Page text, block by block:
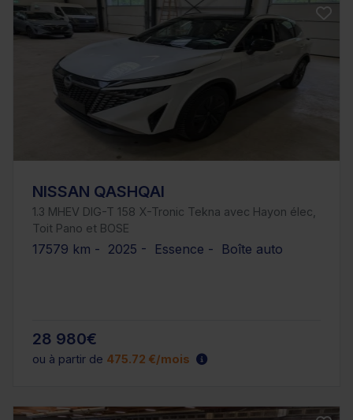
NISSAN QASHQAI
1.3 MHEV DIG-T 158 X-Tronic Tekna avec Hayon élec,
Toit Pano et BOSE
17579 km - 2025 - Essence - Boîte auto
28 980€
ou à partir de 475.72 €/mois